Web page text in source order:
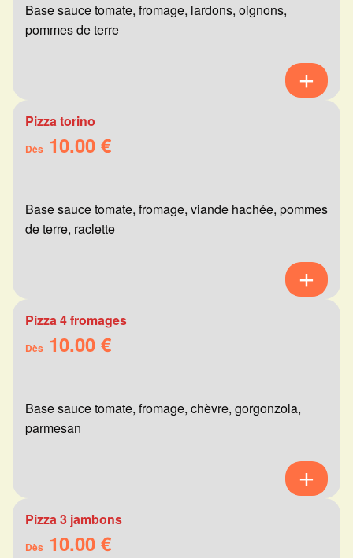
Base sauce tomate, fromage, lardons, oignons,
pommes de terre
Pizza torino
Dès 10.00 €
Base sauce tomate, fromage, viande hachée, pommes
de terre, raclette
Pizza 4 fromages
Dès 10.00 €
Base sauce tomate, fromage, chèvre, gorgonzola,
parmesan
Pizza 3 jambons
Dès 10.00 €